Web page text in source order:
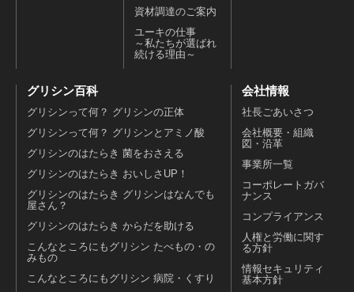
資材調達のご案内
ユーキの仕事
～私たちが選ばれ
続ける理由～
グリシン百科
グリシンって何？ グリシンの正体
グリシンって何？ グリシンとアミノ酸
グリシンのはたらき 菌をおさえる
グリシンのはたらき おいしさUP！
グリシンのはたらき グリシンはなんでも
屋さん？
グリシンのはたらき からだを助ける
こんなところにもグリシン たべもの・の
みもの
こんなところにもグリシン 病院・くすり
会社情報
社長ごあいさつ
会社概要・組織
図・沿革
事業所一覧
コーポレートガバ
ナンス
コンプライアンス
人権と労働に関す
る方針
情報セキュリティ
基本方針